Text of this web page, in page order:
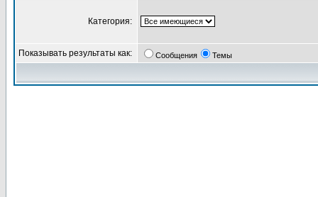
Категория:
Показывать результаты как: Сообщения Темы